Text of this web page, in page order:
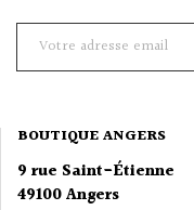
BOUTIQUE ANGERS
9 rue Saint-Étienne
49100 Angers